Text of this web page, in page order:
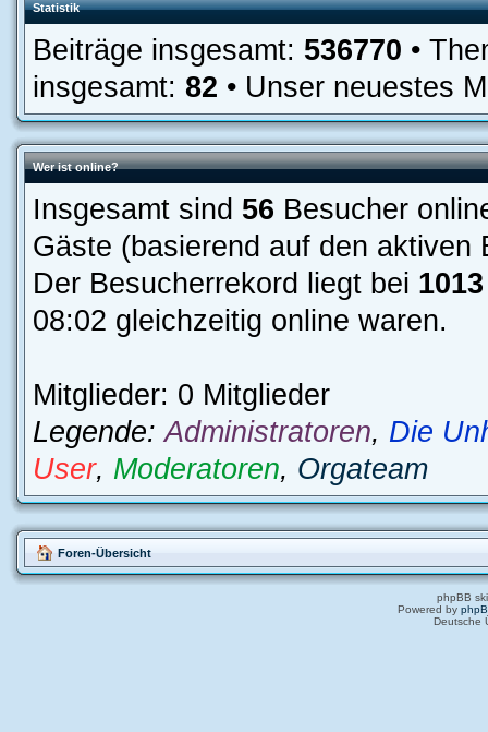
Statistik
Beiträge insgesamt: 536770 •
insgesamt: 82 • Unser neuestes
Wer ist online?
Insgesamt sind 56 Besucher
Gäste (basierend auf den aktiven
Der Besucherrekord liegt bei 1013
08:02 gleichzeitig online waren.
Mitglieder: 0 Mitglieder
Legende:Administratoren, Die
User, Moderatoren, Orgateam
Foren-Übersicht
phpBB
Powered by
Deutsche